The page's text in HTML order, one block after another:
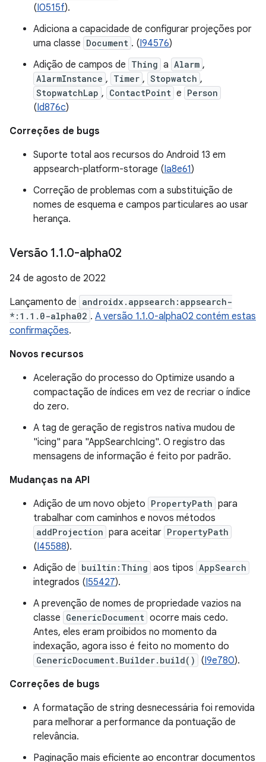
(I0515f).
Adiciona a capacidade de configurar projeções por
uma classe Document . (I94576)
Adição de campos de Thing a Alarm ,
AlarmInstance , Timer , Stopwatch ,
StopwatchLap , ContactPoint e Person
(Id876c)
Correções de bugs
Suporte total aos recursos do Android 13 em
appsearch-platform-storage (Ia8e61)
Correção de problemas com a substituição de
nomes de esquema e campos particulares ao usar
herança.
Versão 1.1.0-alpha02
24 de agosto de 2022
Lançamento de androidx.appsearch:appsearch-
*:1.1.0-alpha02 . A versão 1.1.0-alpha02 contém estas
confirmações.
Novos recursos
Aceleração do processo do Optimize usando a
compactação de índices em vez de recriar o índice
do zero.
A tag de geração de registros nativa mudou de
"icing" para "AppSearchIcing". O registro das
mensagens de informação é feito por padrão.
Mudanças na API
Adição de um novo objeto PropertyPath para
trabalhar com caminhos e novos métodos
addProjection para aceitar PropertyPath
(I45588).
Adição de builtin:Thing aos tipos AppSearch
integrados (I55427).
A prevenção de nomes de propriedade vazios na
classe GenericDocument ocorre mais cedo.
Antes, eles eram proibidos no momento da
indexação, agora isso é feito no momento do
GenericDocument.Builder.build() (I9e780).
Correções de bugs
A formatação de string desnecessária foi removida
para melhorar a performance da pontuação de
relevância.
Paginação mais eficiente ao encontrar documentos